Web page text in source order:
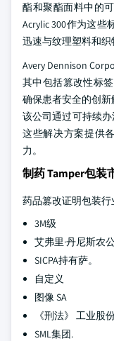
酯和聚酯面料中的
Acrylic 300作为这
迅速与纹理塑料和织
Avery Dennison
其中包括篡改性标
确保患者安全的创
该公司通过可持续
这些解决方案提供
力。
制药 Tamper包装
药品篡改证明包装
3M级
艾弗里·丹尼斯农
SICPA持有萨。
自定义
图像 SA
《刑法》 工业股
SML集团.